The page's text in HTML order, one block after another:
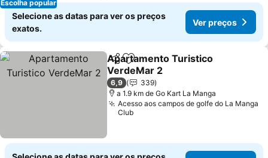
Escolha popular
Selecione as datas para ver os preços
exatos.
Ver preços
PartilharAdicionar aos favoritos
Apartamento Turistico
VerdeMar 2
Ver preços
6,9
339
a 1.9 km de Go Kart La Manga
Acesso aos campos de golfe do La Manga
Club